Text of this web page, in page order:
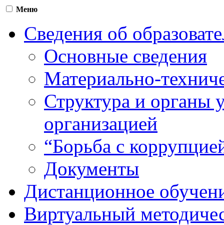
Меню
Сведения об
Основные сведения
Материально-
Структура и органы
организацией
“Борьба с
Документы
Дистанционное
Виртуальный